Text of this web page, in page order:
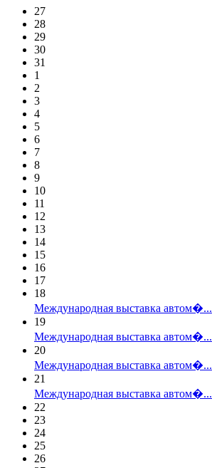
27
28
29
30
31
1
2
3
4
5
6
7
8
9
10
11
12
13
14
15
16
17
18
Международная выставка автом�...
19
Международная выставка автом�...
20
Международная выставка автом�...
21
Международная выставка автом�...
22
23
24
25
26